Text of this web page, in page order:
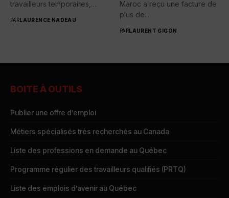
travailleurs temporaires,
PARLAURENCE NADEAU
Maroc a reçu une facture de
plus de...
PARLAURENT GIGON
BOITE À OUTILS
Publier une offre d’emploi
Métiers spécialisés très recherchés au Canada
Liste des professions en demande au Québec
Programme régulier des travailleurs qualifiés (PRTQ)
Liste des emplois d’avenir au Québec